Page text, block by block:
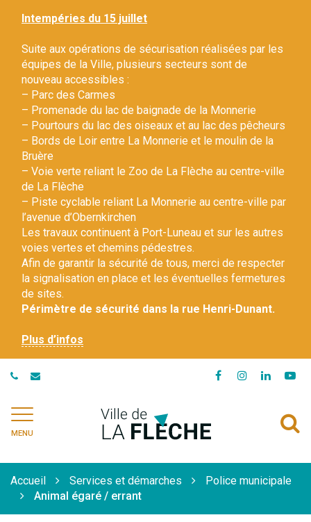
Intempéries du 15 juillet
Suite aux opérations de sécurisation réalisées par les
équipes de la Ville, plusieurs secteurs sont de
nouveau accessibles :
– Parc des Carmes
– Promenade du lac de baignade de la Monnerie
– Pourtours du lac des oiseaux et au lac des pêcheurs
– Bords de Loir entre La Monnerie et le moulin de la
Bruère
– Voie verte reliant le Zoo de La Flèche au centre-ville
de La Flèche
– Piste cyclable reliant La Monnerie au centre-ville par
l’avenue d’Obernkirchen
Les travaux continuent à Port-Luneau et sur les autres
voies vertes et chemins pédestres.
Afin de garantir la sécurité de tous, merci de respecter
la signalisation en place et les éventuelles fermetures
de sites.
Périmètre de sécurité dans la rue Henri-Dunant.
Plus d’infos
Lien
Lien
compte
Instagram
Lien
compte
MENU
Accueil Services et démarches
Police municipale
Animal égaré / errant